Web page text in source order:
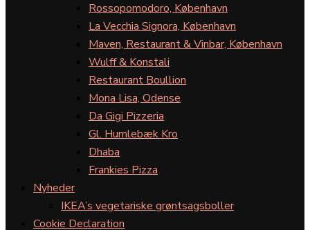
Rossopomodoro, København
La Vecchia Signora, København
Maven, Restaurant & Vinbar, København
Wulff & Konstali
Restaurant Boullion
Mona Lisa, Odense
Da Gigi Pizzeria
Gl. Humlebæk Kro
Dhaba
Frankies Pizza
Nyheder
IKEA’s vegetariske grøntsagsboller
Cookie Declaration